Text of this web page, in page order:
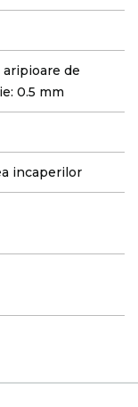
de
0.5 mm
incaperilor